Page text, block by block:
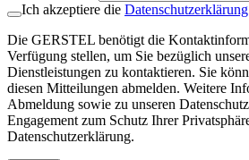
Ich akzeptiere die Datenschutzerklärung
Die GERSTEL benötigt die
Verfügung stellen, um Sie bezüglich
Dienstleistungen zu kontaktieren. Sie
diesen Mitteilungen abmelden. Weitere
Abmeldung sowie zu unseren
Engagement zum Schutz Ihrer
Datenschutzerklärung.